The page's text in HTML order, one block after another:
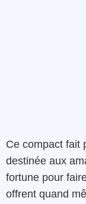
Ce compact fait
destinée aux
fortune pour
offrent quand